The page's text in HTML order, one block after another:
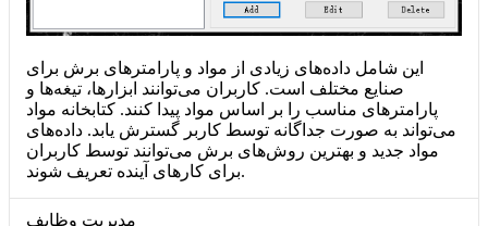
این شامل داده‌های زیادی از مواد و پارامترهای برش برای
صنایع مختلف است. کاربران می‌توانند ابزارها، تیغه‌ها و
پارامترهای مناسب را بر اساس مواد پیدا کنند. کتابخانه مواد
می‌تواند به صورت جداگانه توسط کاربر گسترش یابد. داده‌های
مواد جدید و بهترین روش‌های برش می‌توانند توسط کاربران
برای کارهای آینده تعریف شوند.
مدیریت وظایف